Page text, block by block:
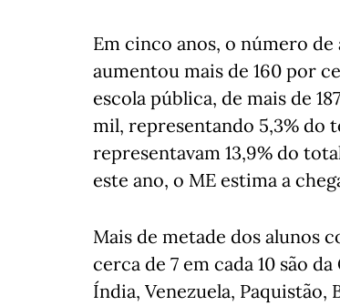
Em cinco anos, o número
aumentou mais de 160 por
escola pública, de mais de
mil, representando 5,3% do
representavam 13,9% do
este ano, o ME estima a
Mais de metade dos alunos
cerca de 7 em cada 10 são
Índia, Venezuela, Paquistão,